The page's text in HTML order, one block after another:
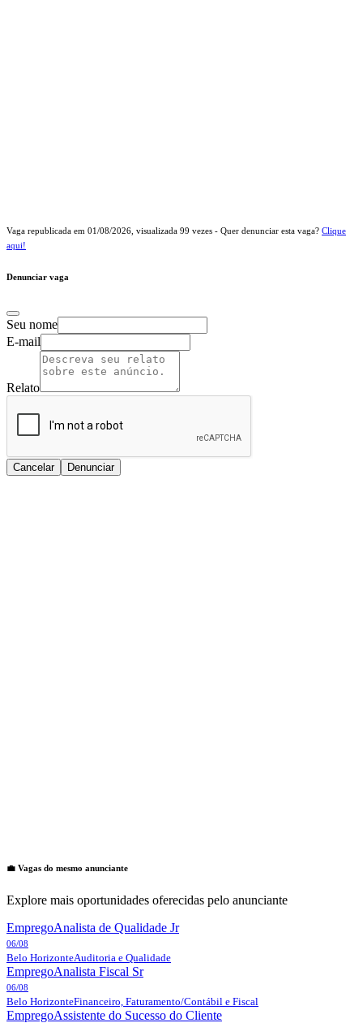
Vaga republicada em 01/08/2026 , visualizada 99 vezes - Quer denunciar esta vaga? Clique
aqui!
Denunciar vaga
Seu nome
E-mail
Relato
Cancelar Denunciar
💼 Vagas do mesmo anunciante
Explore mais oportunidades oferecidas pelo anunciante
EmpregoAnalista de Qualidade Jr
06/08
Belo HorizonteAuditoria e Qualidade
EmpregoAnalista Fiscal Sr
06/08
Belo HorizonteFinanceiro, Faturamento/Contábil e Fiscal
EmpregoAssistente do Sucesso do Cliente